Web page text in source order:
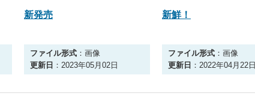
新発売
ファイル形式 ：画像
更新日 ：2023年05月02日
新鮮！
ファイル形式 ：画像
更新日 ：2022年04月22日